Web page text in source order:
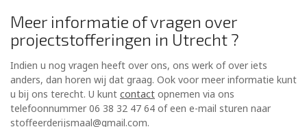
Meer informatie of vragen over
projectstofferingen in Utrecht ?
Indien u nog vragen heeft over ons, ons werk of over iets
anders, dan horen wij dat graag. Ook voor meer informatie kunt
u bij ons terecht. U kunt contact opnemen via ons
telefoonnummer 06 38 32 47 64 of een e-mail sturen naar
stoffeerderijsmaal@gmail.com.